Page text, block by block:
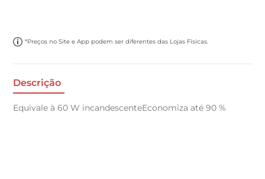
*Preços no Site e App podem ser diferentes das Lojas Físicas.
Descrição
Equivale à 60 W incandescenteEconomiza até 90 %